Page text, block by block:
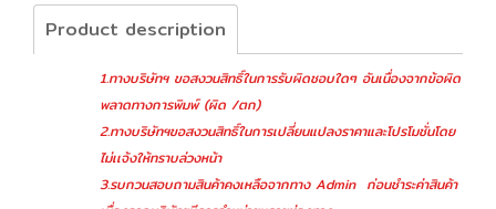
Product description
1.ทางบริษัทฯ ขอสงวนสิทธิ์ในการรับผิดชอบใดๆ อันเนื่องจากข้อผิด
พลาดทางการพิมพ์ (ผิด /ตก)
2.ทางบริษัทฯขอสงวนสิทธิ์ในการเปลี่ยนแปลงราคาและโปรโมชั่นโดย
ไม่เเจ้งให้ทราบล่วงหน้า
3.รบกวนสอบถามสินค้าคงเหลือจากทาง Admin ก่อนชำระค่าสินค้า